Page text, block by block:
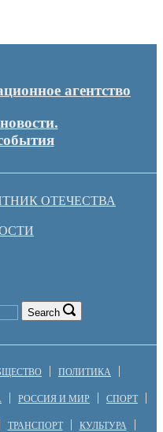
агентство
ОТЕЧЕСТВА
Search
ПОЛИТИКА
РОССИЯ И МИР СПОРТ
ТРАНСПОРТ КУЛЬТУРА